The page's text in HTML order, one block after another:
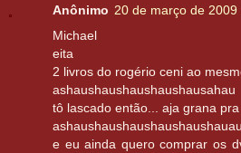
Anônimo 20 de março de 2009
Michael
eita
2 livros do rogério ceni ao
ashaushaushaushaushausahau
tô lascado então... aja grana
e eu ainda quero comprar os